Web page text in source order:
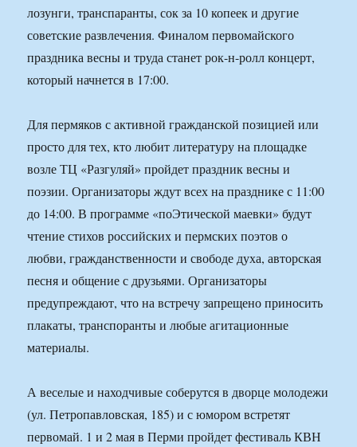
лозунги, транспаранты, сок за 10 копеек и другие
советские развлечения. Финалом первомайского
праздника весны и труда станет рок-н-ролл концерт,
который начнется в 17:00.
Для пермяков с активной гражданской позицией или
просто для тех, кто любит литературу на площадке
возле ТЦ «Разгуляй» пройдет праздник весны и
поэзии. Организаторы ждут всех на празднике с 11:00
до 14:00. В программе «поЭтической маевки» будут
чтение стихов российских и пермских поэтов о
любви, гражданственности и свободе духа, авторская
песня и общение с друзьями. Организаторы
предупреждают, что на встречу запрещено приносить
плакаты, транспоранты и любые агитационные
материалы.
А веселые и находчивые соберутся в дворце молодежи
(ул. Петропавловская, 185) и с юмором встретят
первомай. 1 и 2 мая в Перми пройдет фестиваль КВН